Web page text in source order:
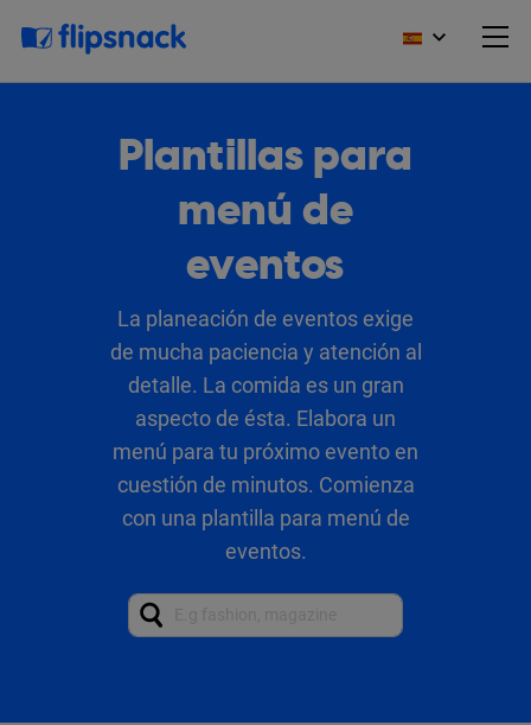
Plantillas para
menú de
eventos
La planeación de eventos exige
de mucha paciencia y atención al
detalle. La comida es un gran
aspecto de ésta. Elabora un
menú para tu próximo evento en
cuestión de minutos. Comienza
con una plantilla para menú de
eventos.